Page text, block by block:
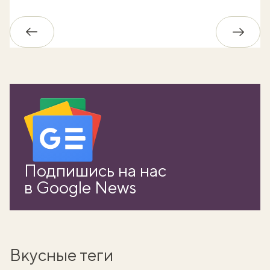
Обратно
Подпишись на нас
в Google News
Вкусные теги